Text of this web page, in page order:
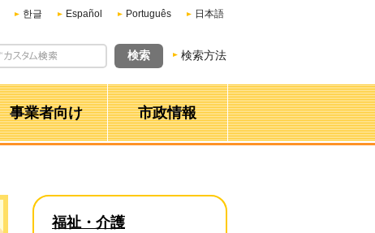
한글 Español Português
日本語
検索方法
事業者向け 市政情報
福祉・介護